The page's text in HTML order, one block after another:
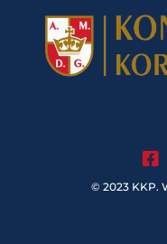
© 2023 KKP.